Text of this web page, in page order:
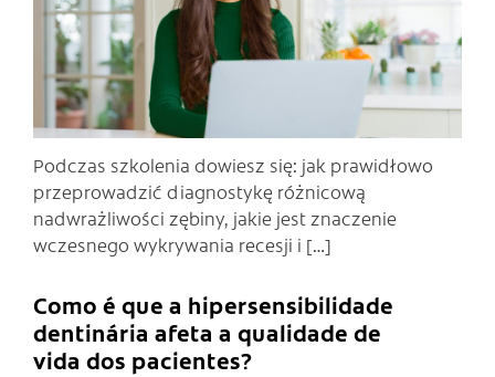
Podczas szkolenia dowiesz się: jak prawidłowo
przeprowadzić diagnostykę różnicową
nadwrażliwości zębiny, jakie jest znaczenie
wczesnego wykrywania recesji i […]
Como é que a hipersensibilidade
dentinária afeta a qualidade de
vida dos pacientes?